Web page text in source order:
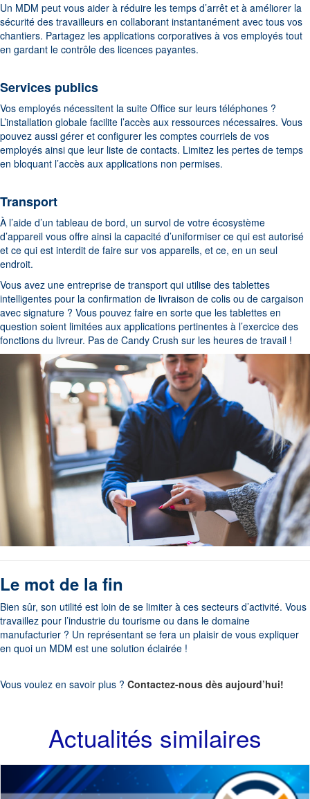
Un MDM peut vous aider à réduire les temps d’arrêt et à améliorer la
sécurité des travailleurs en collaborant instantanément avec tous vos
chantiers. Partagez les applications corporatives à vos employés tout
en gardant le contrôle des licences payantes.
Services publics
Vos employés nécessitent la suite Office sur leurs téléphones ?
L’installation globale facilite l’accès aux ressources nécessaires. Vous
pouvez aussi gérer et configurer les comptes courriels de vos
employés ainsi que leur liste de contacts. Limitez les pertes de temps
en bloquant l’accès aux applications non permises.
Transport
À l’aide d’un tableau de bord, un survol de votre écosystème
d’appareil vous offre ainsi la capacité d’uniformiser ce qui est autorisé
et ce qui est interdit de faire sur vos appareils, et ce, en un seul
endroit.
Vous avez une entreprise de transport qui utilise des tablettes
intelligentes pour la confirmation de livraison de colis ou de cargaison
avec signature ? Vous pouvez faire en sorte que les tablettes en
question soient limitées aux applications pertinentes à l’exercice des
fonctions du livreur. Pas de Candy Crush sur les heures de travail !
Le mot de la fin
Bien sûr, son utilité est loin de se limiter à ces secteurs d’activité. Vous
travaillez pour l’industrie du tourisme ou dans le domaine
manufacturier ? Un représentant se fera un plaisir de vous expliquer
en quoi un MDM est une solution éclairée !
Vous voulez en savoir plus ? Contactez-nous dès aujourd’hui!
Actualités similaires